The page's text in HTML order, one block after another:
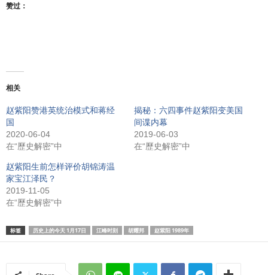
赞过：
相关
赵紫阳赞港英统治模式和蒋经
国
2020-06-04
在“歷史解密”中
揭秘：六四事件赵紫阳变美国
间谍内幕
2019-06-03
在“歷史解密”中
赵紫阳生前怎样评价胡锦涛温
家宝江泽民？
2019-11-05
在“歷史解密”中
标签 历史上的今天 1月17日 江峰时刻 胡耀邦 赵紫阳 1989年